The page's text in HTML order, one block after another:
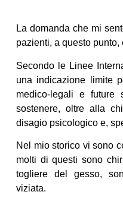
La domanda che mi
pazienti, a questo punto,
Secondo le Linee
una indicazione limite
medico-legali e future
sostenere, oltre alla
disagio psicologico e,
Nel mio storico vi sono
molti di questi sono
togliere del gesso,
viziata.